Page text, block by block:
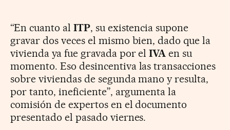
“En cuanto al ITP, su existencia supone
gravar dos veces el mismo bien, dado que la
vivienda ya fue gravada por elIVA en su
momento. Eso desincentiva las transacciones
sobre viviendas de segunda mano y resulta,
por tanto, ineficiente”, argumenta la
comisión de expertos en el documento
presentado el pasado viernes.